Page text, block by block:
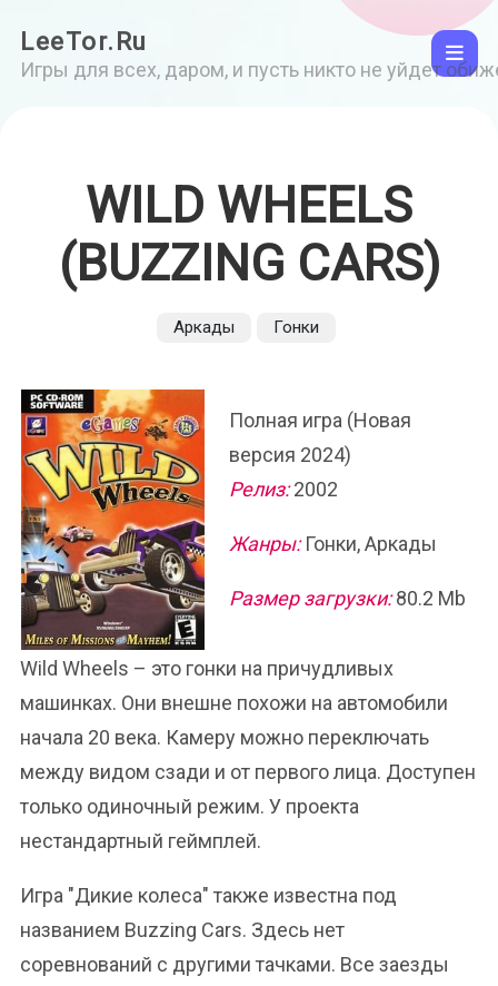
LeeTor.Ru
Игры для всех, даром, и пусть никто не уйдет
WILD WHEELS
(BUZZING CARS)
Аркады Гонки
Полная игра (Новая
версия 2024)
Релиз:2002
Жанры:Гонки, Аркады
Размер загрузки:80.2 Mb
Wild Wheels – это гонки на причудливых
машинках. Они внешне похожи на автомобили
начала 20 века. Камеру можно переключать
между видом сзади и от первого лица. Доступен
только одиночный режим. У проекта
нестандартный геймплей.
Игра "Дикие колеса" также известна под
названием Buzzing Cars. Здесь нет
соревнований с другими тачками. Все заезды